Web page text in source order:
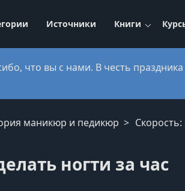
Источники Книги
что вы с нами. В честь
маникюр и педикюр Скорость:
ногти за час